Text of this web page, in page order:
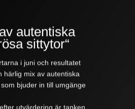
autentiska
sittytor“
i juni och resultatet
härlig mix av autentiska
bjuder in till umgänge
utvärdering är tanken